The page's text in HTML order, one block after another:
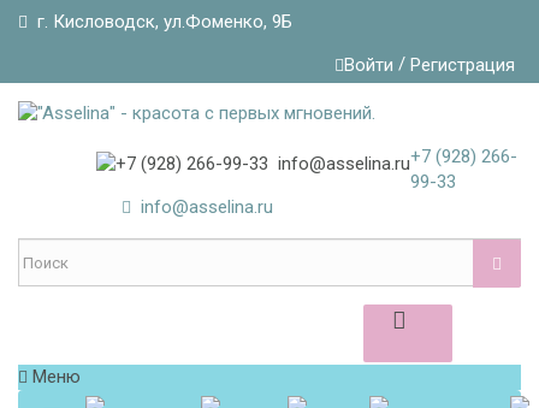
г. Кисловодск, ул.Фоменко, 9Б
Войти / Регистрация
+7 (928) 266-
99-33
info@asselina.ru
Меню